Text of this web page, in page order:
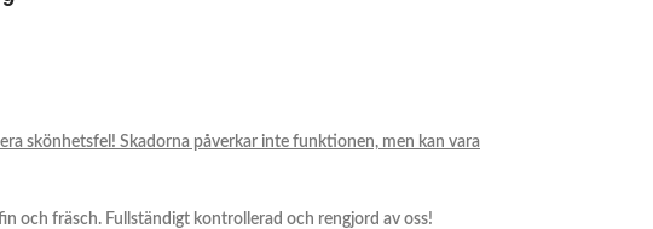
skönhetsfel! Skadorna påverkar inte funktionen, men kan vara
och fräsch. Fullständigt kontrollerad och rengjord av oss!